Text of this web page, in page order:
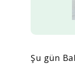
Şu gün